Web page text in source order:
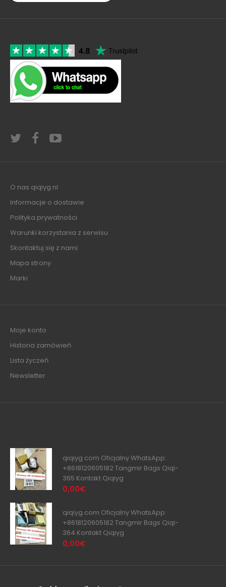
O nas qiqiyg.nl
Informacje o dostawie
Polityka prywatności
Warunki korzystania z serwisu
Skontaktuj się z nami
Mapa strony
Marki
Moje konto
Historia zamówień
Lista życzeń
Newsletter
qiqiyg.com Oficjalny WhatsApp:
+8618120605182 Tangmir Bags Qiqi-
365 Kontakt Qiqiyg
0,00€
qiqiyg.com Oficjalny WhatsApp:
+8618120605182 Tangmir Bags Qiqi-
364 Kontakt Qiqiyg
0,00€